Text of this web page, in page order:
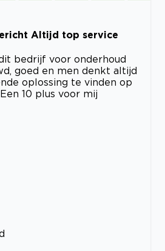
Altijd top service
bedrijf voor onderhoud
goed en men denkt altijd
oplossing te vinden op
10 plus voor mij